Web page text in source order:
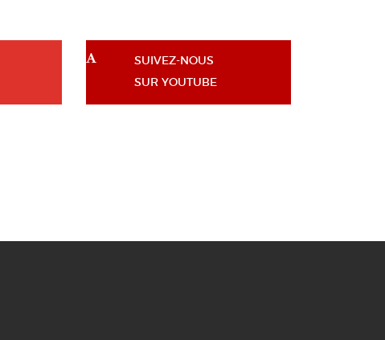
SUIVEZ-NOUS
SUR YOUTUBE